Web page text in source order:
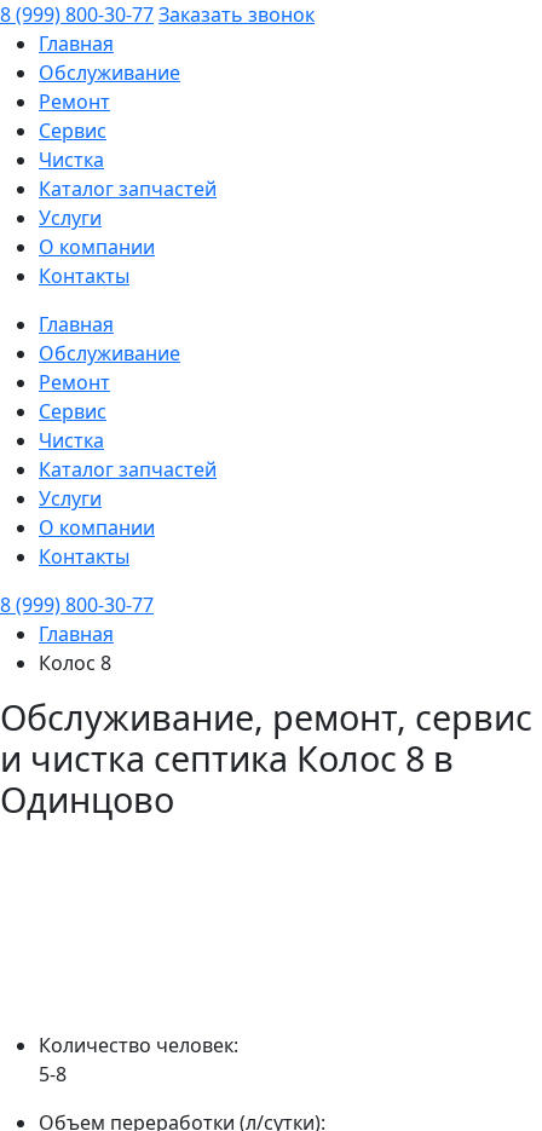
8 (999) 800-30-77Заказать звонок
Главная
Обслуживание
Ремонт
Сервис
Чистка
Каталог запчастей
Услуги
О компании
Контакты
Главная
Обслуживание
Ремонт
Сервис
Чистка
Каталог запчастей
Услуги
О компании
Контакты
8 (999) 800-30-77
Главная
Колос 8
Обслуживание, ремонт, сервис
и чистка септика Колос 8 в
Одинцово
Количество человек:
5-8
Объем переработки (л/сутки):